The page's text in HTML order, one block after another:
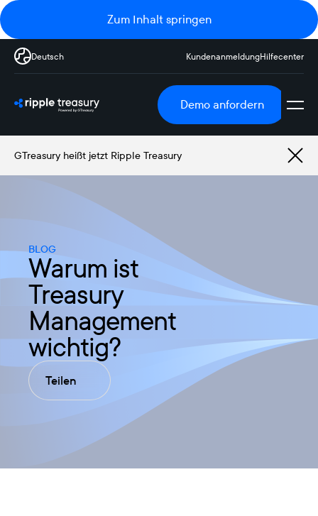
Zum Inhalt springen
Deutsch KundenanmeldungHilfecenter
Demo anfordern
GTreasury heißt jetzt Ripple Treasury
BLOG
Warum ist
Treasury
Management
wichtig?
Teilen